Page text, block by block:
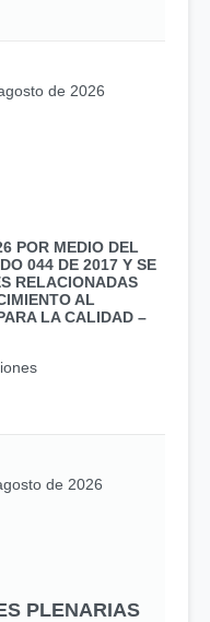
de 2026
POR MEDIO DEL
044 DE 2017 Y SE
RELACIONADAS
AL
LA CALIDAD –
de 2026
PLENARIAS